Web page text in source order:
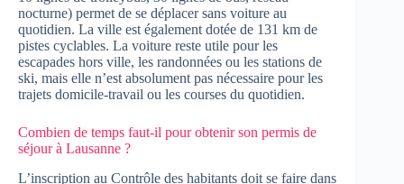
nocturne) permet de se déplacer sans voiture au
quotidien. La ville est également dotée de 131 km de
pistes cyclables. La voiture reste utile pour les
escapades hors ville, les randonnées ou les stations de
ski, mais elle n’est absolument pas nécessaire pour les
trajets domicile-travail ou les courses du quotidien.
Combien de temps faut-il pour obtenir son permis de
séjour à Lausanne ?
L’inscription au Contrôle des habitants doit se faire dans